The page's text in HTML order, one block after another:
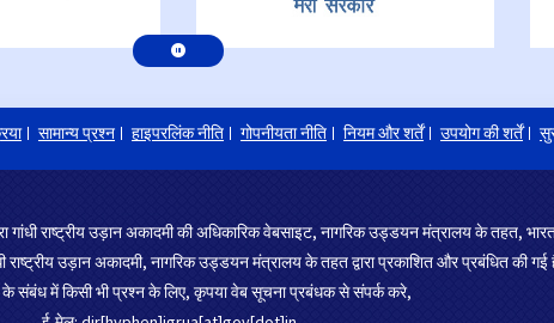
सामान्य प्रश्न हाइपरलिंक नीति गोपनीयता नीति नियम और शर्तें उपयोग की शर्तें
गांधी राष्ट्रीय उड़ान अकादमी की अधिकारिक वेबसाइट, नागरिक उड्डयन मंत्रालय के तहत,
राष्ट्रीय उड़ान अकादमी, नागरिक उड्डयन मंत्रालय के तहत द्वारा प्रकाशित और प्रबंधित की गई
संबंध में किसी भी प्रश्न के लिए, कृपया वेब सूचना प्रबंधक से संपर्क करे,